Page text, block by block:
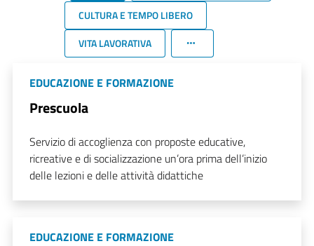
CULTURA E TEMPO LIBERO
VITA LAVORATIVA
EDUCAZIONE E FORMAZIONE
Prescuola
Servizio di accoglienza con proposte educative,
ricreative e di socializzazione un’ora prima dell’inizio
delle lezioni e delle attività didattiche
EDUCAZIONE E FORMAZIONE